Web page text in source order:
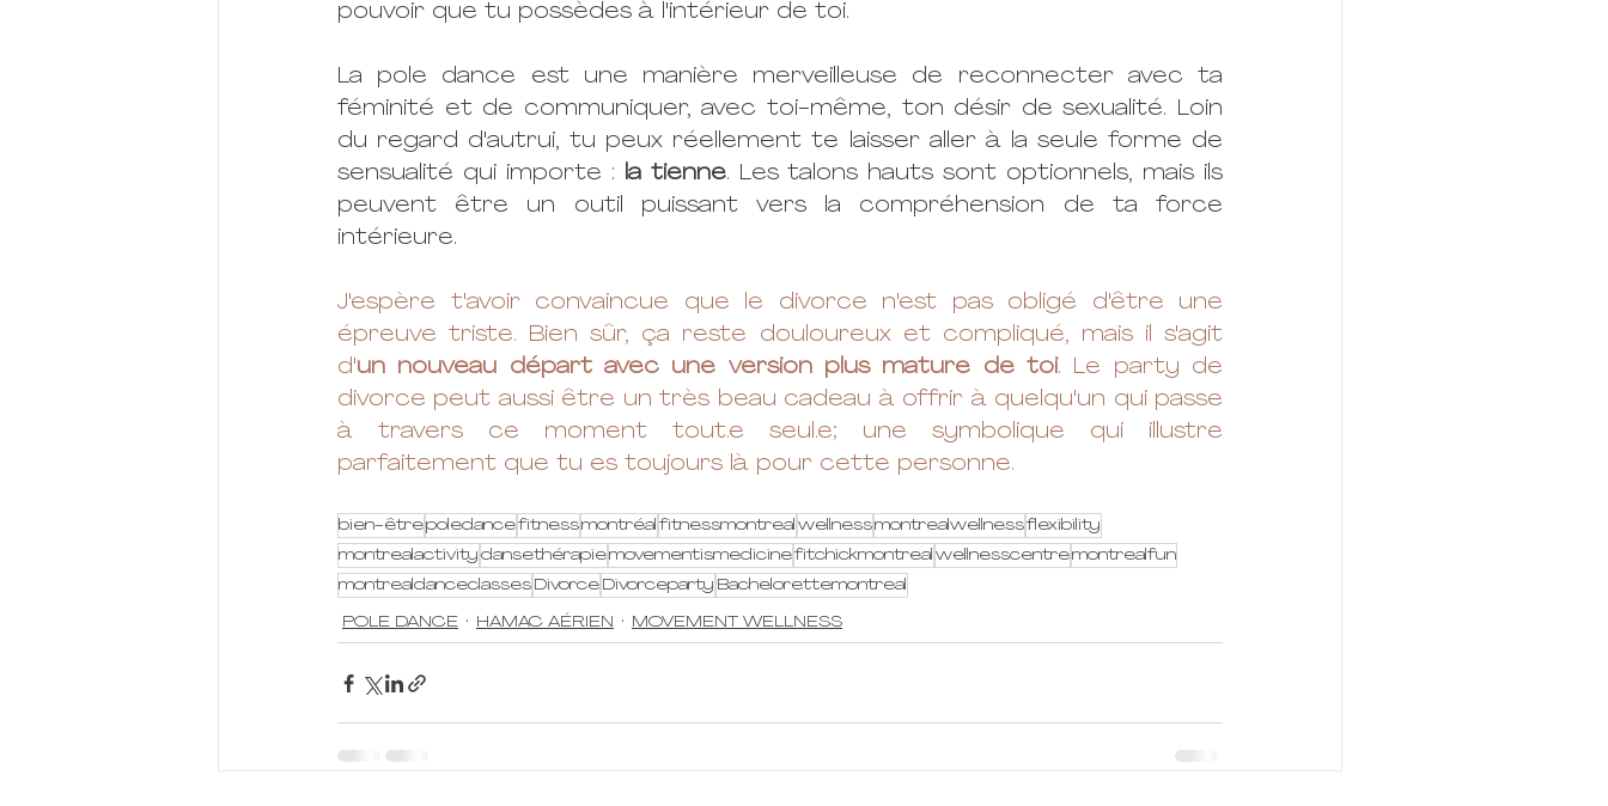
pouvoir que tu possèdes à l'intérieur de toi.
La pole dance est une manière merveilleuse de reconnecter avec ta
féminité et de communiquer, avec toi-même, ton désir de sexualité. Loin
du regard d'autrui, tu peux réellement te laisser aller à la seule forme de
sensualité qui importe : la tienne. Les talons hauts sont optionnels, mais ils
peuvent être un outil puissant vers la compréhension de ta force
intérieure.
J'espère t'avoir convaincue que le divorce n'est pas obligé d'être une
épreuve triste. Bien sûr, ça reste douloureux et compliqué, mais il s'agit
d'un nouveau départ avec une version plus mature de toi. Le party de
divorce peut aussi être un très beau cadeau à offrir à quelqu'un qui passe
à travers ce moment tout.e seul.e; une symbolique qui illustre
parfaitement que tu es toujours là pour cette personne.
bien-êtrepoledancefitnessmontréal fitnessmontreal wellnessmontrealwellnessflexibility
montrealactivity dansethérapiemovementismedicinefitchickmontreal wellnesscentremontrealfun
montrealdanceclasses Divorce Divorceparty Bachelorettemontreal
POLE DANCE HAMAC AÉRIEN MOVEMENT WELLNESS